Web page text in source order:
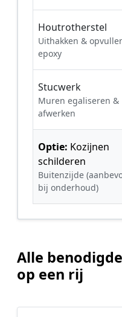
Houtrotherstel
Uithakken &
epoxy
Stucwerk
Muren egaliseren &
afwerken
Optie: Kozijnen
schilderen
Buitenzijde
bij onderhoud)
Alle
op een rij